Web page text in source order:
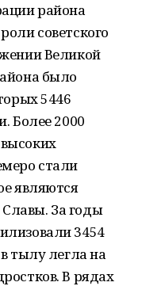
района
советского
Великой
было
5446
Более 2000
стали
являются
За годы
3454
тылу легла на
В рядах